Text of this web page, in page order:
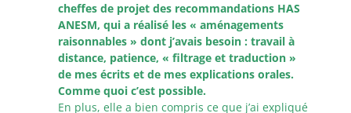
cheffes de projet des recommandations HAS
ANESM, qui a réalisé les « aménagements
raisonnables » dont j’avais besoin : travail à
distance, patience, « filtrage et traduction »
de mes écrits et de mes explications orales.
Comme quoi c’est possible.
En plus, elle a bien compris ce que j’ai expliqué